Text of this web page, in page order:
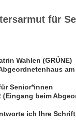
für
Wahlen (GRÜNE)
am
Senior*innen
beim
ich Ihre